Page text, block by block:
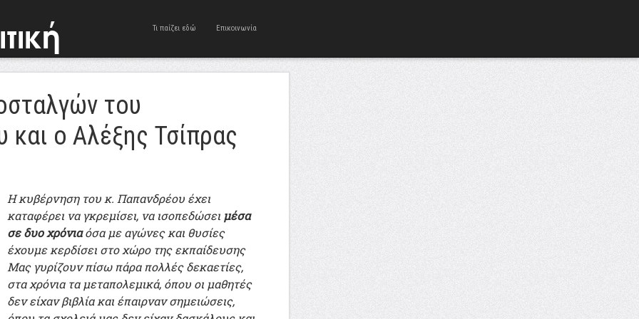
Τι παίζει εδώ Επικοινωνία
του
ο Αλέξης Τσίπρας
Η κυβέρνηση του κ. Παπανδρέου έχει
καταφέρει να γκρεμίσει, να ισοπεδώσει μέσα
σε δυο χρόνιαόσα με αγώνες και θυσίες
έχουμε κερδίσει στο χώρο της εκπαίδευσης
Μας γυρίζουν πίσω πάρα πολλές δεκαετίες,
στα χρόνια τα μεταπολεμικά, όπου οι μαθητές
δεν είχαν βιβλία και έπαιρναν σημειώσεις,